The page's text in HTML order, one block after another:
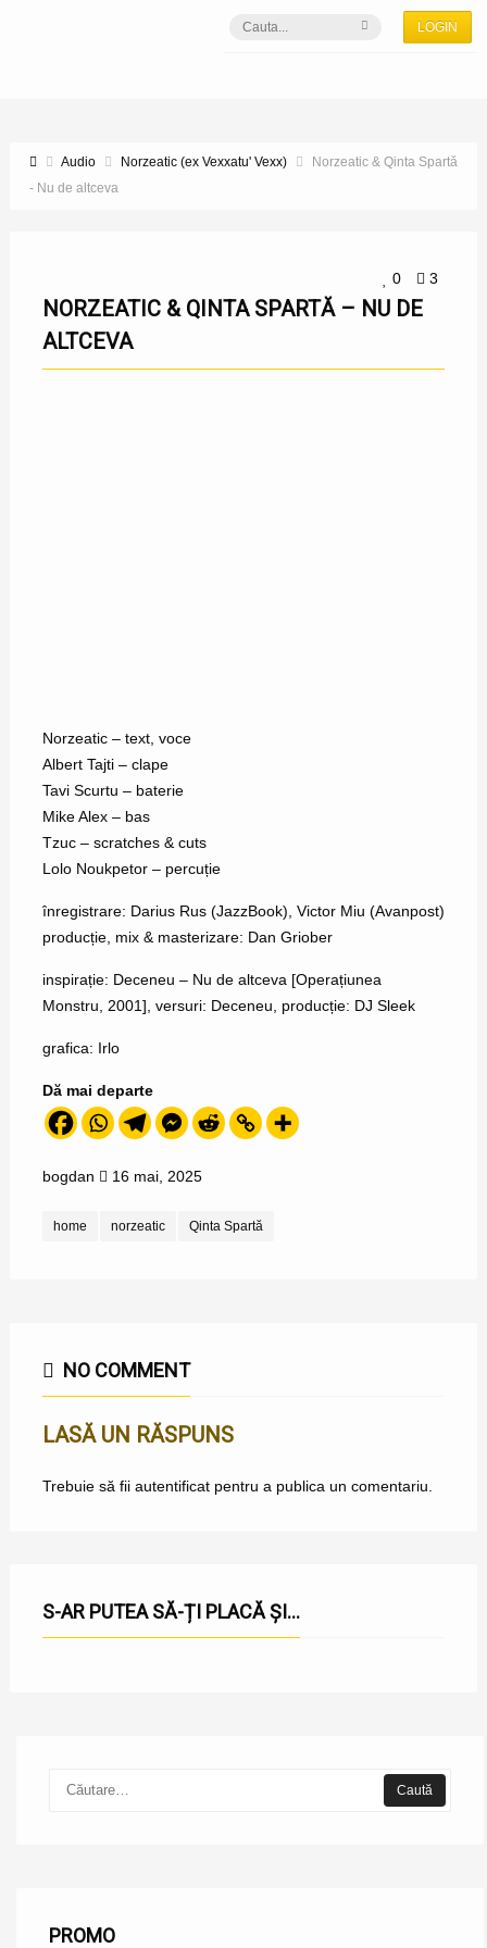
LOGIN
Audio Norzeatic (ex Vexxatu' Vexx)
Norzeatic & Qinta Spartă
- Nu de altceva
0 3
NORZEATIC & QINTA SPARTĂ – NU DE
ALTCEVA
Norzeatic – text, voce
Albert Tajti – clape
Tavi Scurtu – baterie
Mike Alex – bas
Tzuc – scratches & cuts
Lolo Noukpetor – percuție
înregistrare: Darius Rus (JazzBook), Victor Miu (Avanpost)
producție, mix & masterizare: Dan Griober
inspirație: Deceneu – Nu de altceva [Operațiunea
Monstru, 2001], versuri: Deceneu, producție: DJ Sleek
grafica: Irlo
Dă mai departe
bogdan 16 mai, 2025
home norzeatic Qinta Spartă
NO COMMENT
LASĂ UN RĂSPUNS
Trebuie să fii autentificatpentru a publica un comentariu.
S-AR PUTEA SĂ-ȚI PLACĂ ȘI...
PROMO